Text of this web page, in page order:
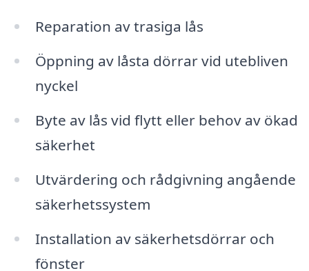
Reparation av trasiga lås
Öppning av låsta dörrar vid utebliven
nyckel
Byte av lås vid flytt eller behov av ökad
säkerhet
Utvärdering och rådgivning angående
säkerhetssystem
Installation av säkerhetsdörrar och
fönster